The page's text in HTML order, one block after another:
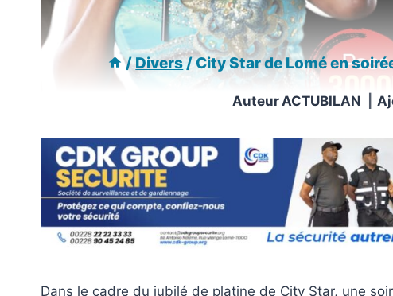
/Divers/City Star de Lomé en
AuteurACTUBILAN
Dans le cadre du jubilé de platine de City Star, une